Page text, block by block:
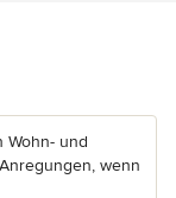
Wohn- und
wenn